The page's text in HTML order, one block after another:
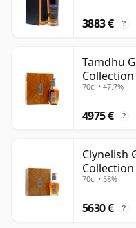
3883 € ?
Tamdhu
Collection
70cl • 47.7%
4975 € ?
Clynelish
Collection
70cl • 58%
5630 € ?